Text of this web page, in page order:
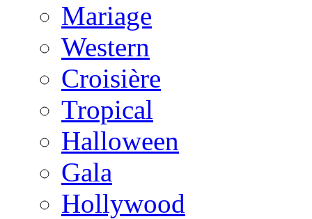
Mariage
Western
Croisière
Tropical
Halloween
Gala
Hollywood